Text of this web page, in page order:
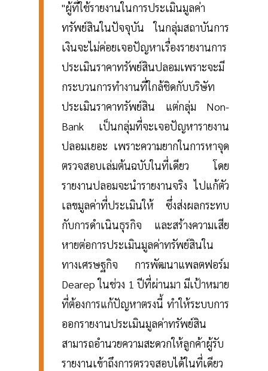
"ผู้ที่ใช้รายงานในการประเมินมูลค่า
ทรัพย์สินในปัจจุบัน ในกลุ่มสถาบันการ
เงินจะไม่ค่อยเจอปัญหาเรื่องรายงานการ
ประเมินราคาทรัพย์สินปลอมเพราะจะมี
กระบวนการทำงานที่ใกล้ชิดกับบริษัท
ประเมินราคาทรัพย์สิน แต่กลุ่ม Non-
Bank เป็นกลุ่มที่จะเจอปัญหารายงาน
ปลอมเยอะ เพราะความยากในการหาจุด
ตรวจสอบเล่มต้นฉบับในที่เดียว โดย
รายงานปลอมจะนำรายงานจริง ไปแก้ตัว
เลขมูลค่าที่ประเมินให้ ซึ่งส่งผลกระทบ
กับการดำเนินธุรกิจ และสร้างความเสีย
หายต่อการประเมินมูลค่าทรัพย์สินใน
ทางเศรษฐกิจ การพัฒนาแพลตฟอร์ม
Dearep ในช่วง 1 ปีที่ผ่านมา มีเป้าหมาย
ที่ต้องการแก้ปัญหาตรงนี้ ทำให้ระบบการ
ออกรายงานประเมินมูลค่าทรัพย์สิน
สามารถอำนวยความสะดวกให้ลูกค้าผู้รับ
รายงานเข้าถึงการตรวจสอบได้ในที่เดียว